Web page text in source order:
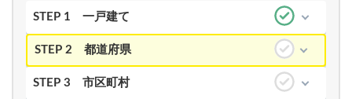
STEP 1 一戸建て
STEP 2 都道府県
STEP 3 市区町村